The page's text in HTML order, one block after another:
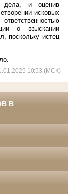
дела, и оценив
исковых
о взыскании
поскольку истец
10:53 (МСК)
В